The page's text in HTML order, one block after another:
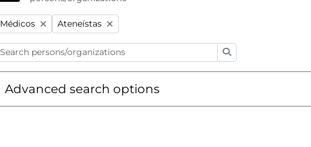
Remove filter:
Médicos Remove filter:
Ateneístas
Advanced search options